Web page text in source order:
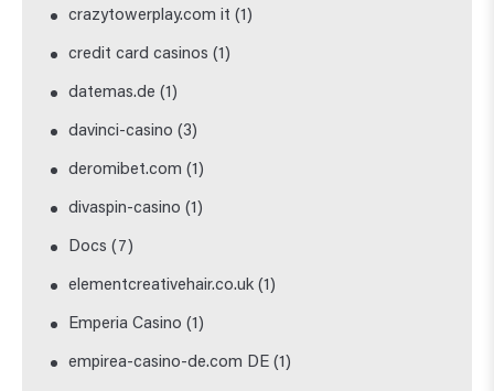
crazytowerplay.com it (1)
credit card casinos (1)
datemas.de (1)
davinci-casino (3)
deromibet.com (1)
divaspin-casino (1)
Docs (7)
elementcreativehair.co.uk (1)
Emperia Casino (1)
empirea-casino-de.com DE (1)